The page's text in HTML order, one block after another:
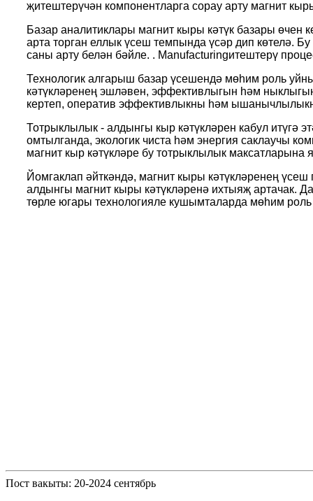
җитештерүчән компонентларга сорау арту магнит
Базар аналитиклары магнит кыры кәтүк базары өчен
арта торган еллык үсеш темпында үсәр дип көтелә.
саны арту белән бәйле. . Manufacturingитештерү
Технологик алгарыш базар үсешендә мөһим роль
кәтүкләренең эшләвен, эффективлыгын һәм
кертеп, оператив эффективлыкны һәм
Тотрыклылык - алдынгы кыр кәтүкләрен кабул итүгә
омтылганда, экологик чиста һәм энергия саклаучы
магнит кыр кәтүкләре бу тотрыклылык максатларына
Йомгаклап әйткәндә, магнит кыры кәтүкләренең
алдынгы магнит кыры кәтүкләренә ихтыяҗ артачак.
төрле югары технологияле кушымталарда мөһим
Пост вакыты: 20-2024 сентябрь